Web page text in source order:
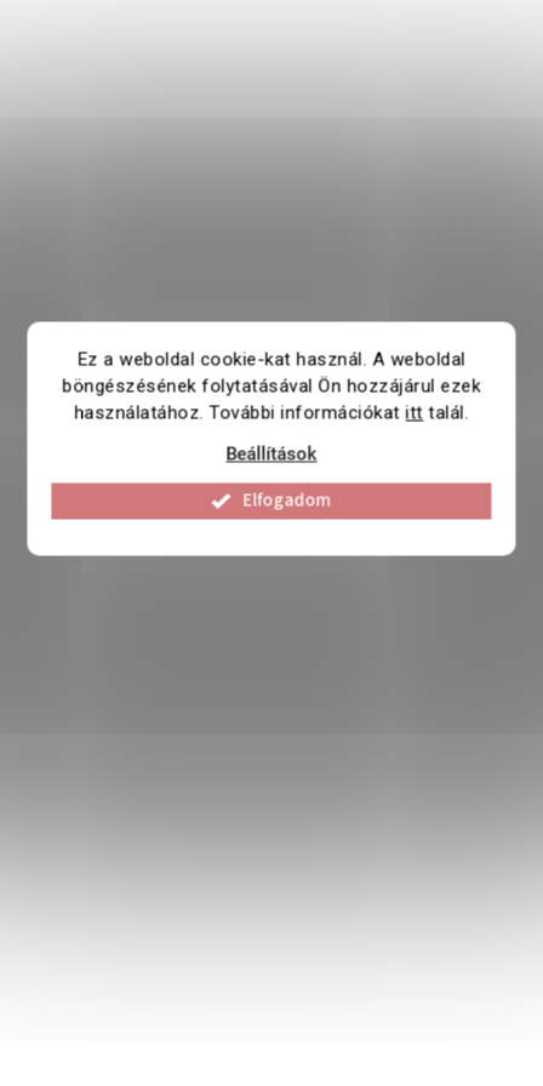
Ez a weboldal cookie-kat használ. A weboldal
böngészésének folytatásával Ön hozzájárul ezek
használatához. További információkatitt talál.
Beállítások
Elfogadom